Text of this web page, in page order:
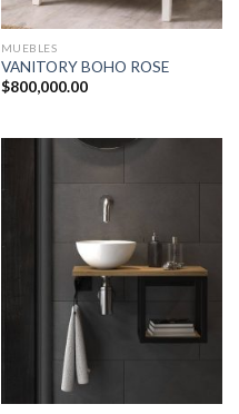
MUEBLES
VANITORY BOHO ROSE
$800,000.00